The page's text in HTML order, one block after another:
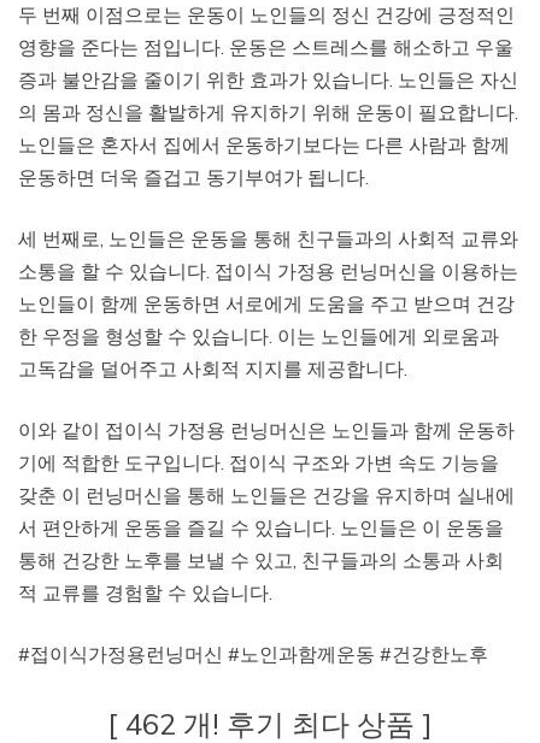
두 번째 이점으로는 운동이 노인들의 정신 건강에 긍정적인
영향을 준다는 점입니다. 운동은 스트레스를 해소하고 우울
증과 불안감을 줄이기 위한 효과가 있습니다. 노인들은 자신
의 몸과 정신을 활발하게 유지하기 위해 운동이 필요합니다.
노인들은 혼자서 집에서 운동하기보다는 다른 사람과 함께
운동하면 더욱 즐겁고 동기부여가 됩니다.
세 번째로, 노인들은 운동을 통해 친구들과의 사회적 교류와
소통을 할 수 있습니다. 접이식 가정용 런닝머신을 이용하는
노인들이 함께 운동하면 서로에게 도움을 주고 받으며 건강
한 우정을 형성할 수 있습니다. 이는 노인들에게 외로움과
고독감을 덜어주고 사회적 지지를 제공합니다.
이와 같이 접이식 가정용 런닝머신은 노인들과 함께 운동하
기에 적합한 도구입니다. 접이식 구조와 가변 속도 기능을
갖춘 이 런닝머신을 통해 노인들은 건강을 유지하며 실내에
서 편안하게 운동을 즐길 수 있습니다. 노인들은 이 운동을
통해 건강한 노후를 보낼 수 있고, 친구들과의 소통과 사회
적 교류를 경험할 수 있습니다.
#접이식가정용런닝머신 #노인과함께운동 #건강한노후
[ 462 개! 후기 최다 상품 ]